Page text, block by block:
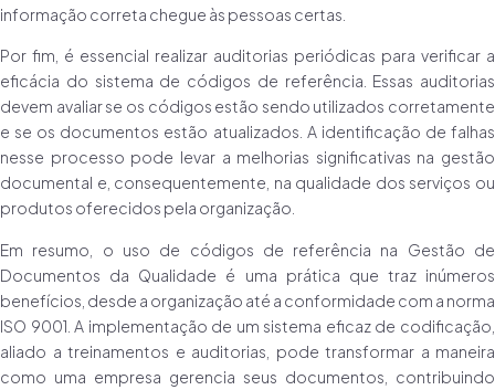
informação correta chegue às pessoas certas.
Por fim, é essencial realizar auditorias periódicas para verificar a
eficácia do sistema de códigos de referência. Essas auditorias
devem avaliar se os códigos estão sendo utilizados corretamente
e se os documentos estão atualizados. A identificação de falhas
nesse processo pode levar a melhorias significativas na gestão
documental e, consequentemente, na qualidade dos serviços ou
produtos oferecidos pela organização.
Em resumo, o uso de códigos de referência na Gestão de
Documentos da Qualidade é uma prática que traz inúmeros
benefícios, desde a organização até a conformidade com a norma
ISO 9001. A implementação de um sistema eficaz de codificação,
aliado a treinamentos e auditorias, pode transformar a maneira
como uma empresa gerencia seus documentos, contribuindo